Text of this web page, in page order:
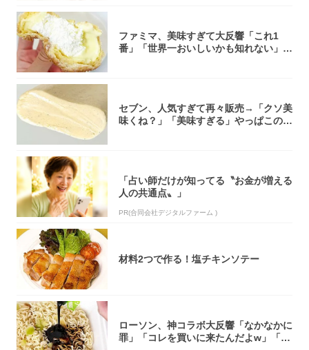
ファミマ、美味すぎて大反響「これ1
番」「世界一おいしいかも知れない」
セブン、人気すぎて再々販売→「クソ美
味くね？」「美味すぎる」やっぱこのク
「占い師だけが知ってる〝お金が増える
人の共通点〟」
PR(合同会社デジタルファーム )
材料2つで作る！塩チキンソテー
ローソン、神コラボ大反響「なかなかに
罪」「コレを買いに来たんだよw」「３